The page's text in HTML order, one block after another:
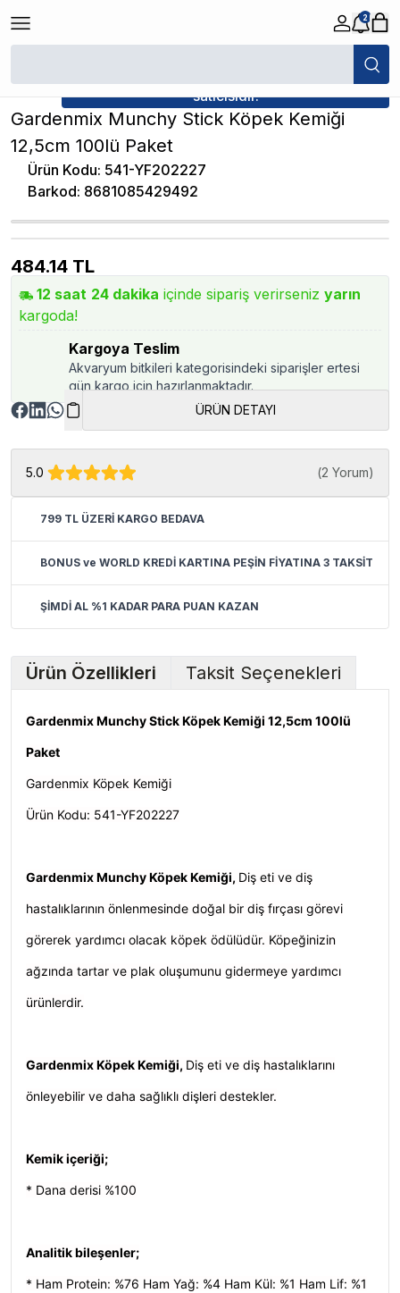
2
/ Gardenmix Munchy Stick Köpek Kemiği
satıcısıdır.
Gardenmix Munchy Stick Köpek Kemiği
12,5cm 100lü Paket
Ürün Kodu: 541-YF202227
Barkod: 8681085429492
484.14 TL
12 saat 24 dakika içinde sipariş verirseniz yarın
kargoda!
Kargoya Teslim
Akvaryum bitkileri kategorisindeki siparişler ertesi
gün kargo için hazırlanmaktadır.
ÜRÜN DETAYI
5.0 (2 Yorum)
799 TL ÜZERİ KARGO BEDAVA
BONUS ve WORLD KREDİ KARTINA PEŞİN FİYATINA 3 TAKSİT
ŞİMDİ AL %1 KADAR PARA PUAN KAZAN
Ürün Özellikleri Taksit Seçenekleri
Gardenmix Munchy Stick Köpek Kemiği 12,5cm 100lü
Paket
Gardenmix Köpek Kemiği
Ürün Kodu: 541-YF202227
Gardenmix Munchy Köpek Kemiği, Diş eti ve diş
hastalıklarının önlenmesinde doğal bir diş fırçası görevi
görerek yardımcı olacak köpek ödülüdür. Köpeğinizin
ağzında tartar ve plak oluşumunu gidermeye yardımcı
ürünlerdir.
Gardenmix Köpek Kemiği, Diş eti ve diş hastalıklarını
önleyebilir ve daha sağlıklı dişleri destekler.
Kemik içeriği;
* Dana derisi %100
Analitik bileşenler;
* Ham Protein: %76 Ham Yağ: %4 Ham Kül: %1 Ham Lif: %1